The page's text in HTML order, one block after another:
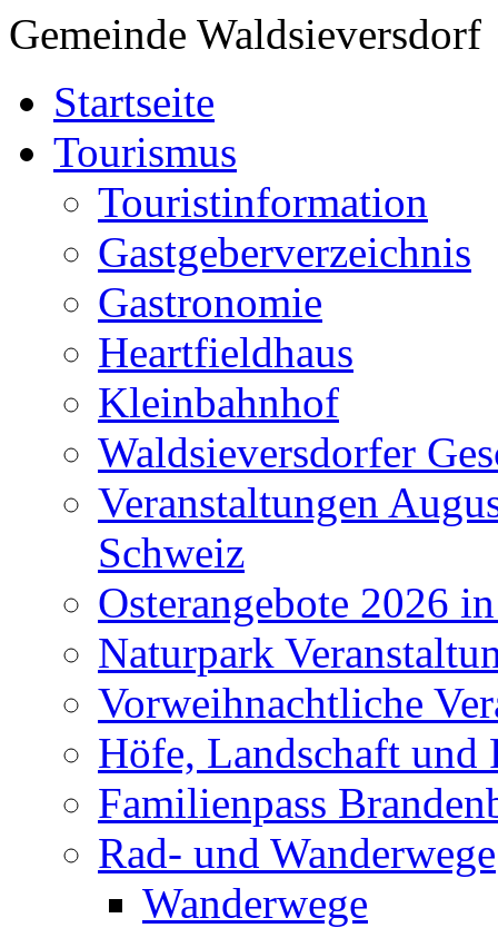
Gemeinde Waldsieversdorf
Startseite
Tourismus
Touristinformation
Gastgeberverzeichnis
Gastronomie
Heartfieldhaus
Kleinbahnhof
Waldsieversdorfer
Veranstaltungen
Schweiz
Osterangebote 2026
Naturpark
Vorweihnachtliche
Höfe, Landschaft und
Familienpass
Rad- und Wanderwege
Wanderwege